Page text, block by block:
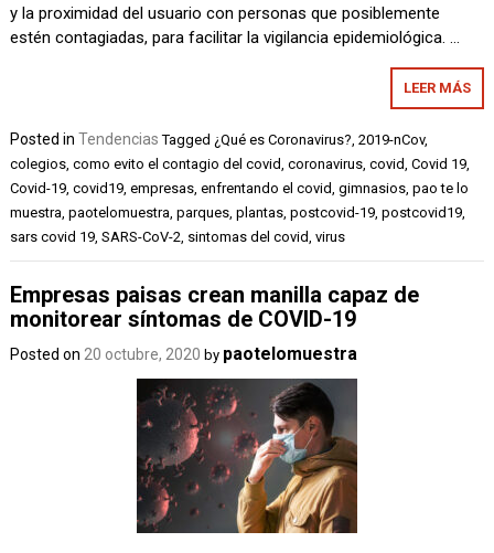
y la proximidad del usuario con personas que posiblemente
estén contagiadas, para facilitar la vigilancia epidemiológica. …
LEER MÁS
Posted inTendencias Tagged ¿Qué es Coronavirus? ,2019-nCov,
colegios ,como evito el contagio del covid ,coronavirus ,covid ,Covid 19
Covid-19 ,covid19 ,empresas ,enfrentando el covid ,gimnasios ,pao te lo
muestra ,paotelomuestra ,parques ,plantas ,postcovid-19 ,postcovid19
sars covid 19 ,SARS-CoV-2 sintomas del covid ,virus
Empresas paisas crean manilla capaz de
monitorear síntomas de COVID-19
Posted on 20 octubre, 2020 by paotelomuestra